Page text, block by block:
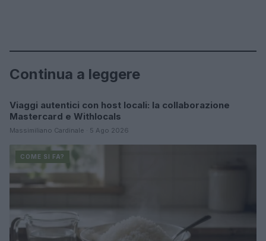
Continua a leggere
COME SI FA?
Viaggi autentici con host locali: la collaborazione
Mastercard e Withlocals
Massimiliano Cardinale · 5 Ago 2026
COME SI FA?